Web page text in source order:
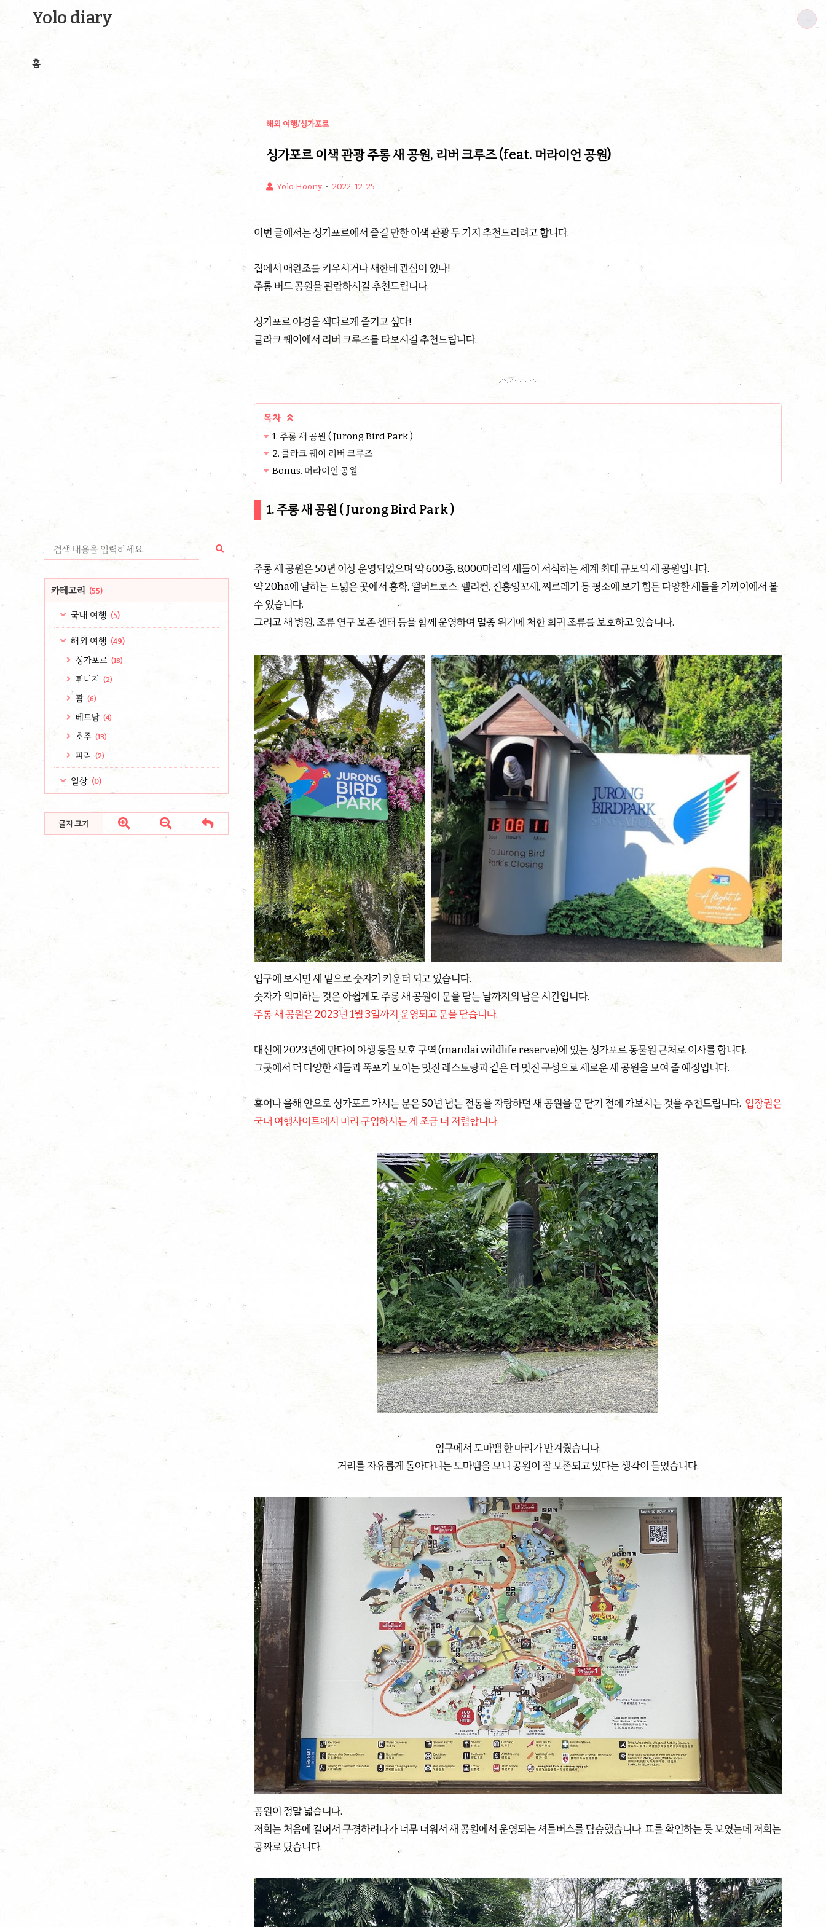
Yolo diary
홈
카테고리 (55)
국내 여행 (5)
해외 여행 (49)
싱가포르 (18)
튀니지 (2)
괌 (6)
베트남 (4)
호주 (13)
파리 (2)
일상 (0)
글자 크기   
해외 여행/싱가포르
싱가포르 이색 관광 주롱 새 공원, 리버 크루즈 (feat. 머라이언 공원)
Yolo.Hoony 2022. 12. 25.
이번 글에서는 싱가포르에서 즐길 만한 이색 관광 두 가지 추천드리려고 합니다.
집에서 애완조를 키우시거나 새한테 관심이 있다!
주롱 버드 공원을 관람하시길 추천드립니다.
싱가포르 야경을 색다르게 즐기고 싶다!
클라크 퀘이에서 리버 크루즈를 타보시길 추천드립니다.
목차 
1. 주롱 새 공원 ( Jurong Bird Park )
2. 클라크 퀘이 리버 크루즈
Bonus. 머라이언 공원
1. 주롱 새 공원 ( Jurong Bird Park )
주롱 새 공원은 50년 이상 운영되었으며 약 600종, 8,000마리의 새들이 서식하는 세계 최대 규모의 새 공원입니다.
약 20ha에 달하는 드넓은 곳에서 홍학, 앨버트로스, 펠리컨, 진홍잉꼬새, 찌르레기 등 평소에 보기 힘든 다양한 새들을 가까이에서 볼
수 있습니다.
그리고 새 병원, 조류 연구 보존 센터 등을 함께 운영하여 멸종 위기에 처한 희귀 조류를 보호하고 있습니다.
입구에 보시면 새 밑으로 숫자가 카운터 되고 있습니다.
숫자가 의미하는 것은 아쉽게도 주롱 새 공원이 문을 닫는 날까지의 남은 시간입니다.
주롱 새 공원은 2023년 1월 3일까지 운영되고 문을 닫습니다.
대신에 2023년에 만다이 야생 동물 보호 구역 (mandai wildlife reserve)에 있는 싱가포르 동물원 근처로 이사를 합니다.
그곳에서 더 다양한 새들과 폭포가 보이는 멋진 레스토랑과 같은 더 멋진 구성으로 새로운 새 공원을 보여 줄 예정입니다.
혹여나 올해 안으로 싱가포르 가시는 분은 50년 넘는 전통을 자랑하던 새 공원을 문 닫기 전에 가보시는 것을 추천드립니다. 입장권은
국내 여행사이트에서 미리 구입하시는 게 조금 더 저렴합니다.
입구에서 도마뱀 한 마리가 반겨줬습니다.
거리를 자유롭게 돌아다니는 도마뱀을 보니 공원이 잘 보존되고 있다는 생각이 들었습니다.
공원이 정말 넓습니다.
저희는 처음에 걸어서 구경하려다가 너무 더워서 새 공원에서 운영되는 셔틀버스를 탑승했습니다. 표를 확인하는 듯 보였는데 저희는
공짜로 탔습니다.